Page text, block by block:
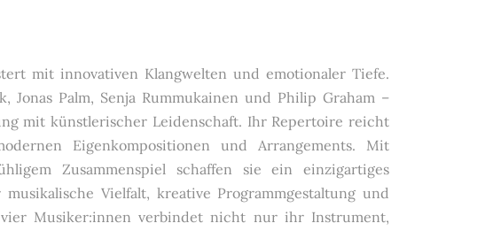
mit innovativen Klangwelten und emotionaler Tiefe.
Jonas Palm, Senja Rummukainen und Philip Graham –
mit künstlerischer Leidenschaft. Ihr Repertoire reicht
Eigenkompositionen und Arrangements. Mit
Zusammenspiel schaffen sie ein einzigartiges
Vielfalt, kreative Programmgestaltung und
Musiker:innen verbindet nicht nur ihr Instrument,